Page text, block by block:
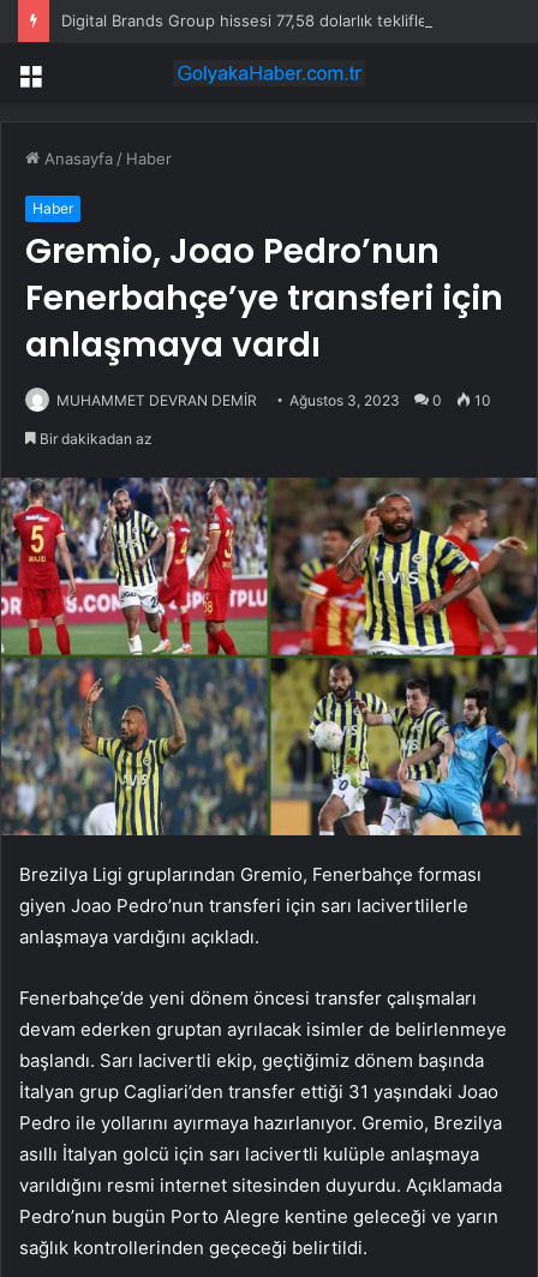
Digital Brands Group hissesi 77,58 dolarlık teklifle yükseldi
Menü
Anasayfa / Haber
Haber
Gremio, Joao Pedro’nun
Fenerbahçe’ye transferi için
anlaşmaya vardı
MUHAMMET DEVRAN DEMİR Ağustos 3, 2023 0 10
Bir dakikadan az
Brezilya Ligi gruplarından Gremio, Fenerbahçe forması
giyen Joao Pedro’nun transferi için sarı lacivertlilerle
anlaşmaya vardığını açıkladı.
Fenerbahçe’de yeni dönem öncesi transfer çalışmaları
devam ederken gruptan ayrılacak isimler de belirlenmeye
başlandı. Sarı lacivertli ekip, geçtiğimiz dönem başında
İtalyan grup Cagliari’den transfer ettiği 31 yaşındaki Joao
Pedro ile yollarını ayırmaya hazırlanıyor. Gremio, Brezilya
asıllı İtalyan golcü için sarı lacivertli kulüple anlaşmaya
varıldığını resmi internet sitesinden duyurdu. Açıklamada
Pedro’nun bugün Porto Alegre kentine geleceği ve yarın
sağlık kontrollerinden geçeceği belirtildi.